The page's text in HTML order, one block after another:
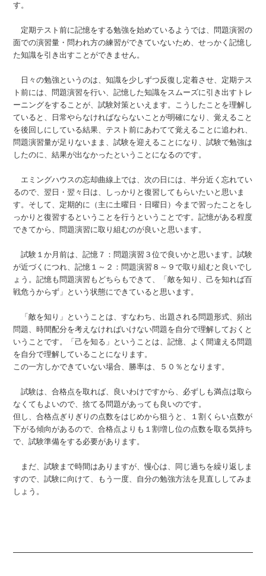
す。
定期テスト前に記憶をする勉強を始めているようでは、問題演習の
面での演習量・問われ方の練習ができていないため、せっかく記憶し
た知識を引き出すことができません。
日々の勉強というのは、知識を少しずつ反復し定着させ、定期テス
ト前には、問題演習を行い、記憶した知識をスムーズに引き出すトレ
ーニングをすることが、試験対策といえます。こうしたことを理解し
ていると、日常やらなければならないことが明確になり、覚えること
を後回しにしている結果、テスト前にあわてて覚えることに追われ、
問題演習量が足りないまま、試験を迎えることになり、試験で勉強は
したのに、結果が出なかったということになるのです。
エミングハウスの忘却曲線上では、次の日には、半分近く忘れてい
るので、翌日・翌々日は、しっかりと復習してもらいたいと思いま
す。そして、定期的に（主に土曜日・日曜日）今まで習ったことをし
っかりと復習するということを行うということです。記憶がある程度
できてから、問題演習に取り組むのが良いと思います。
試験１か月前は、記憶７：問題演習３位で良いかと思います。試験
が近づくにつれ、記憶１～２：問題演習８～９で取り組むと良いでし
ょう。記憶も問題演習もどちらもできて、「敵を知り、己を知れば百
戦危うからず」という状態にできていると思います。
「敵を知り」ということは、すなわち、出題される問題形式、頻出
問題、時間配分を考えなければいけない問題を自分で理解しておくと
いうことです。「己を知る」ということは、記憶、よく間違える問題
を自分で理解していることになります。
この一方しかできていない場合、勝率は、５０％となります。
試験は、合格点を取れば、良いわけですから、必ずしも満点は取ら
なくてもよいので、捨てる問題があっても良いのです。
但し、合格点ぎりぎりの点数をはじめから狙うと、１割くらい点数が
下がる傾向があるので、合格点よりも１割増し位の点数を取る気持ち
で、試験準備をする必要があります。
まだ、試験まで時間はありますが、慢心は、同じ過ちを繰り返しま
すので、試験に向けて、もう一度、自分の勉強方法を見直ししてみま
しょう。